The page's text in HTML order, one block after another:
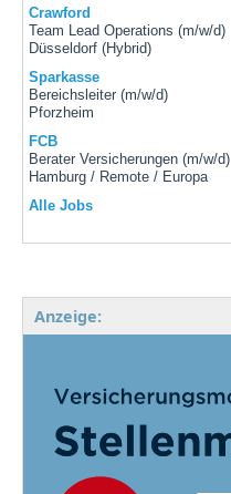
Crawford
Team Lead Operations (m/w/d)
Düsseldorf (Hybrid)
Sparkasse
Bereichsleiter (m/w/d)
Pforzheim
FCB
Berater Versicherungen (m/w/d)
Hamburg / Remote / Europa
Alle Jobs
Anzeige: